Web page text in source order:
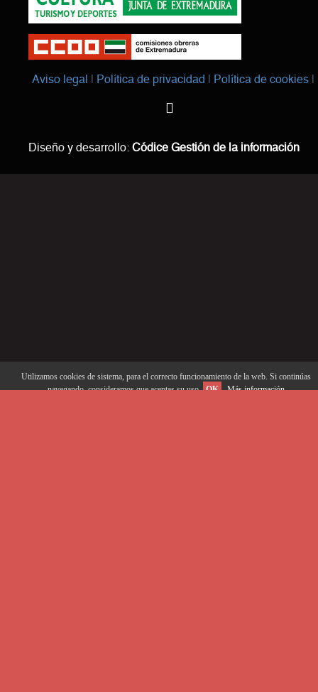
Aviso legal Política de privacidad Política de cookies
Diseño y desarrollo: Códice Gestión de la información
Utilizamos cookies de sistema, para el correcto funcionamiento de la web. Si continúas
navegando, consideramos que aceptas su uso. OK Más información